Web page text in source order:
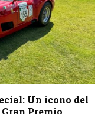
Un ícono del
Premio